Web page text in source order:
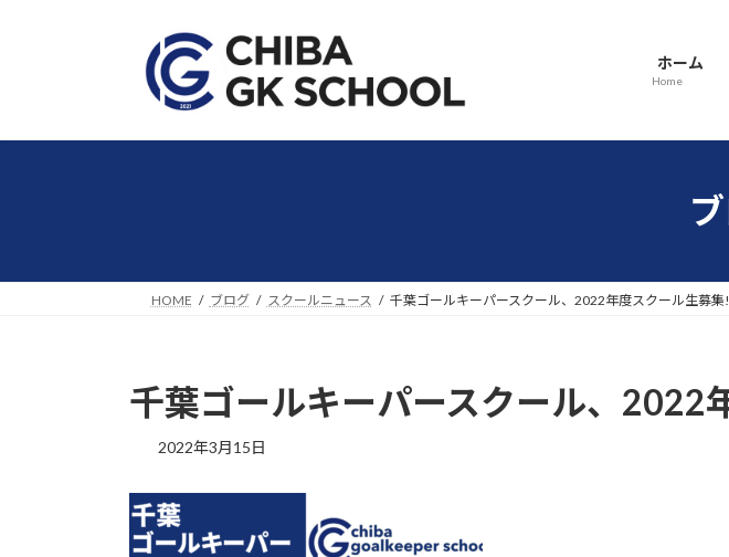
へ
ョ
ホーム
Home
HOME ブログ スクールニュース 千葉ゴールキーパースクール、2022年度スクール生募集
千葉ゴールキーパースクール、2022
2022年3月15日